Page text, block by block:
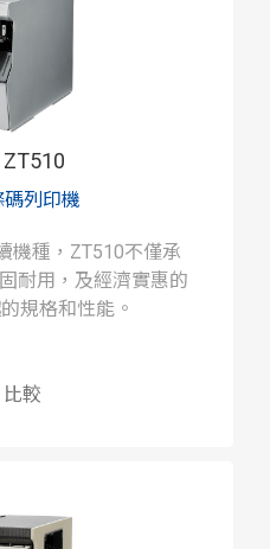
列印機
機種，ZT510不僅承
耐用，及經濟實惠的
規格和性能。
比較